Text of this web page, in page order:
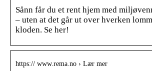
Sånn får du et rent hjem med
– uten at det går ut over hverken
kloden. Se her!
https:// www.rema.no › Lær mer